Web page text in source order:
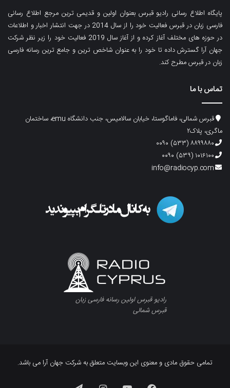
پایگاه اطلاع رسانی رادیو قبرس بعنوان اولین و قدیمی ترین مرجع اطلاع رسانی
فارسی زبان در قبرس فعالیت خود را از سال 2014 در جهت انتشار اخبار و اطلاعات
در حوزه های مختلف آغاز کرده و از آغاز سال 2019 فعالیت خود را زیر نظر شرکت
جهان آرا گسترش داده تا خود را به عنوان شاخص ترین و جامع ترین رسانه فارسی
زبان در قبرس مطرح کند.
تماس با ما
قبرس شمالی، فاماگوستا، خیابان سالامیس، جنب دانشگاه emu، ساختمان
ماگری، پلاک۲
۸۸۹۹۸۸۰ (۵۳۳) ۰۰۹۰
۱۰۱۶۱۰۰ (۵۳۹) ۰۰۹۰
info@radiocyp.com
رادیو قبرس اولین رسانه فارسی زبان
قبرس شمالی
تمامی حقوق مادی و معنوی این وبسایت متعلق به شرکت جهان آرا می باشد.